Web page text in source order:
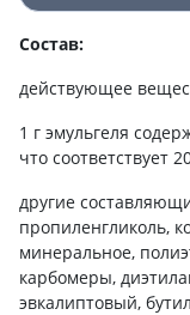
Состав:
действующее
1 г эмульгеля
что соответствует
другие
пропиленгликоль,
минеральное,
карбомеры,
эвкалиптовый,